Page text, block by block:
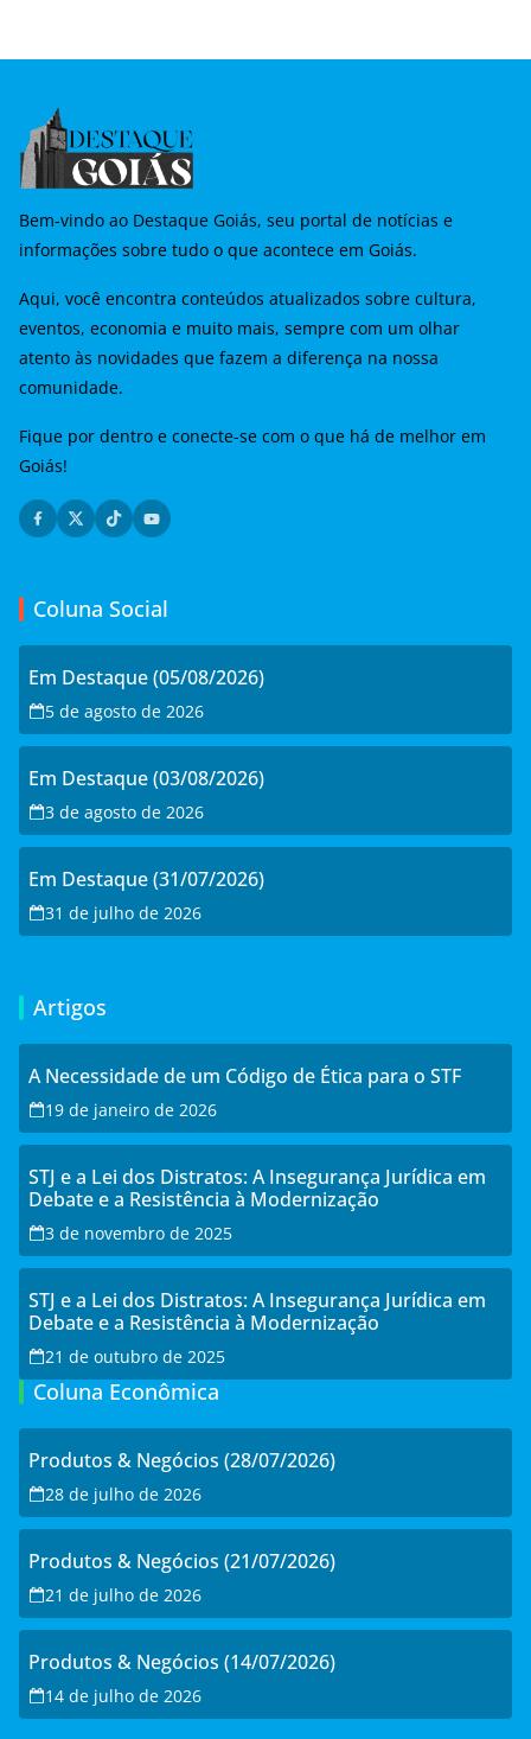
Bem-vindo ao Destaque Goiás, seu portal de notícias e
informações sobre tudo o que acontece em Goiás.
Aqui, você encontra conteúdos atualizados sobre cultura,
eventos, economia e muito mais, sempre com um olhar
atento às novidades que fazem a diferença na nossa
comunidade.
Fique por dentro e conecte-se com o que há de melhor em
Goiás!
Coluna Social
Em Destaque (05/08/2026)
5 de agosto de 2026
Em Destaque (03/08/2026)
3 de agosto de 2026
Em Destaque (31/07/2026)
31 de julho de 2026
Artigos
A Necessidade de um Código de Ética para o STF
19 de janeiro de 2026
STJ e a Lei dos Distratos: A Insegurança Jurídica em
Debate e a Resistência à Modernização
3 de novembro de 2025
STJ e a Lei dos Distratos: A Insegurança Jurídica em
Debate e a Resistência à Modernização
21 de outubro de 2025
Coluna Econômica
Produtos & Negócios (28/07/2026)
28 de julho de 2026
Produtos & Negócios (21/07/2026)
21 de julho de 2026
Produtos & Negócios (14/07/2026)
14 de julho de 2026